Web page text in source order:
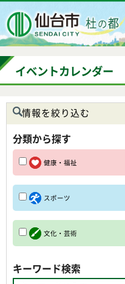
イベントカレンダー
情報を絞り込む
分類から探す
健康・福祉
スポーツ
文化・芸術
キーワード検索